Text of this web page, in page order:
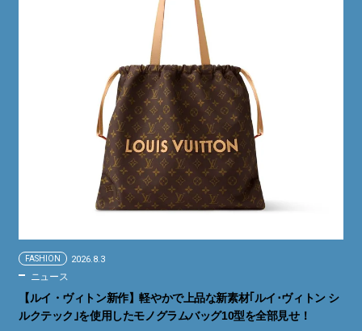
FASHION 2026.8.3
ニュース
【ルイ・ヴィトン新作】軽やかで上品な新素材｢ルイ･ヴィトン シ
ルクテック｣を使用したモノグラムバッグ10型を全部見せ！